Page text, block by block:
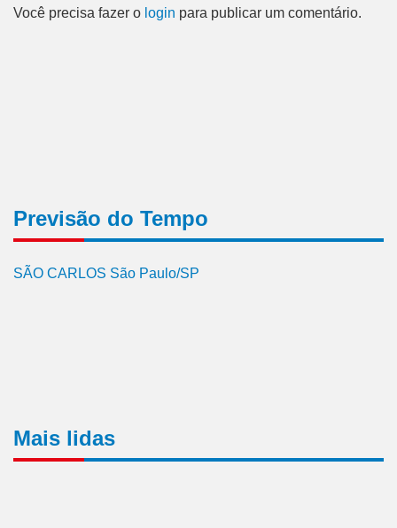
Você precisa fazer o login para publicar um comentário.
Previsão do Tempo
SÃO CARLOS São Paulo/SP
Mais lidas